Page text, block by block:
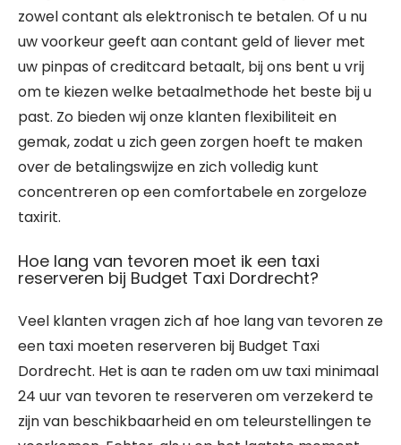
zowel contant als elektronisch te betalen. Of u nu
uw voorkeur geeft aan contant geld of liever met
uw pinpas of creditcard betaalt, bij ons bent u vrij
om te kiezen welke betaalmethode het beste bij u
past. Zo bieden wij onze klanten flexibiliteit en
gemak, zodat u zich geen zorgen hoeft te maken
over de betalingswijze en zich volledig kunt
concentreren op een comfortabele en zorgeloze
taxirit.
Hoe lang van tevoren moet ik een taxi
reserveren bij Budget Taxi Dordrecht?
Veel klanten vragen zich af hoe lang van tevoren ze
een taxi moeten reserveren bij Budget Taxi
Dordrecht. Het is aan te raden om uw taxi minimaal
24 uur van tevoren te reserveren om verzekerd te
zijn van beschikbaarheid en om teleurstellingen te